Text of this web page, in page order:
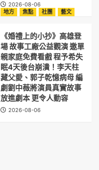
2026-08-06
地方 焦點 社團 藝文
《婚禮上的小抄》高雄登
場 故事工廠公益觀演 邀單
親家庭免費看戲 程予希失
眠4天後台崩潰！李天柱
藏父愛、郭子乾憶病母 編
劇劉中薇將演員真實故事
放進劇本 更令人動容
2026-08-06